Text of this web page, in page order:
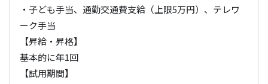
・子ども手当、通勤交通費支給（上限5万円）、テレワ
ーク手当
【昇給・昇格】
基本的に年1回
【試用期間】